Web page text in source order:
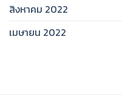
สิงหาคม 2022
เมษายน 2022